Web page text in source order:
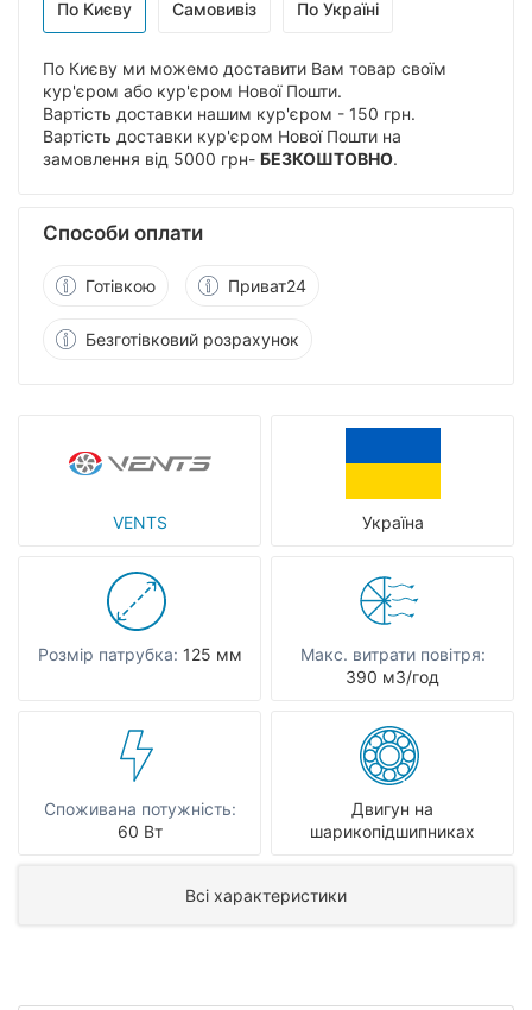
VENTS Україна
Розмір патрубка: 125 мм
Макс. витрати повітря:
390 мЗ/год
Споживана потужність:
60 Вт
Двигун на
шарикопідшипниках
Всі характеристики
По Києву Самовивіз По Україні
По Києву ми можемо доставити Вам товар своїм
кур'єром або кур'єром Нової Пошти.
Вартість доставки нашим кур'єром - 150 грн.
Вартість доставки кур'єром Нової Пошти на
замовлення від 5000 грн- БЕЗКОШТОВНО.
Способи оплати
Готівкою Приват24
Безготівковий розрахунок